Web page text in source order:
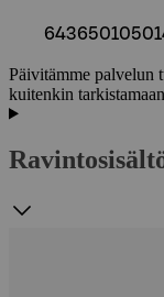
Päivitämme palvelun
kuitenkin